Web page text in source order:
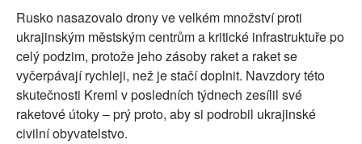
Rusko nasazovalo drony ve velkém množství proti
ukrajinským městským centrům a kritické infrastruktuře po
celý podzim, protože jeho zásoby raket a raket se
vyčerpávají rychleji, než je stačí doplnit. Navzdory této
skutečnosti Kreml v posledních týdnech zesílil své
raketové útoky – prý proto, aby si podrobil ukrajinské
civilní obyvatelstvo.